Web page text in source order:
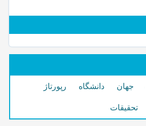
جهان دانشگاه رپورتاژ
تحقیقات